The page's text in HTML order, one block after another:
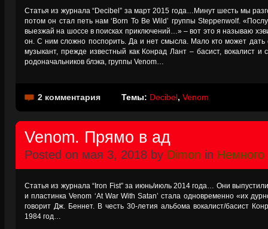
Статья из журнала “Decibel” за март 2015 года…Минут шесть мы
потом он стал петь нам ‘Born To Be Wild’ группы Steppenwolf.
выезжай на шоссе в поисках приключений…» – вот это я называю
он. С ним сложно поспорить. Да и нет смысла. Мало кто может дать
музыкант, прежде известный как Конрад Лант – басист, вокалист и
родоначальников блэка, группы Venom…
2 комментария Темы: Decibel, Venom
Venom. Прямо в ад
Posted on мая 3, 2018 by Dimon in Немного
Статья из журнала “Iron Fist” за июнь/июль 2014 года… Они
и пластинка Venom ‘At War With Satan’ стала одновременно «их
говорит Дж. Беннет. В честь 30-летия альбома вокалист/басист
1984 год…